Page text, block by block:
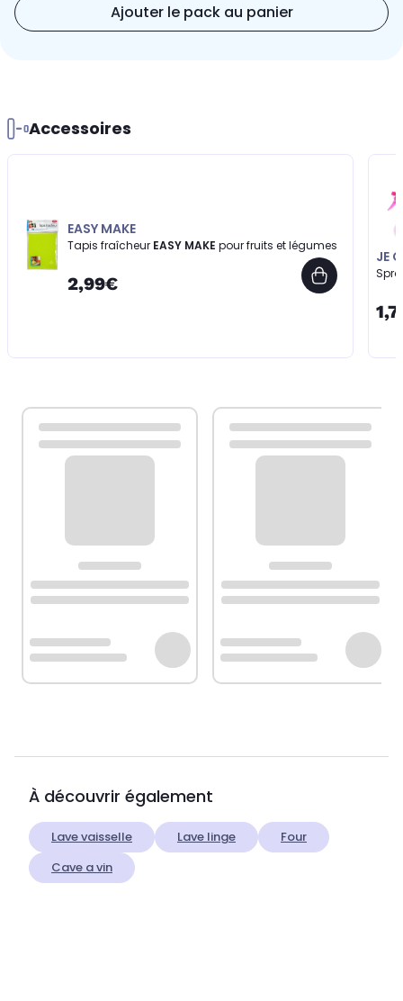
Ajouter le pack au panier
Accessoires
EASY MAKE
Tapis fraîcheur EASY MAKE pour fruits et légumes
2,99€
JE
À découvrir également
Lave vaisselle Lave linge
Four
Cave a vin